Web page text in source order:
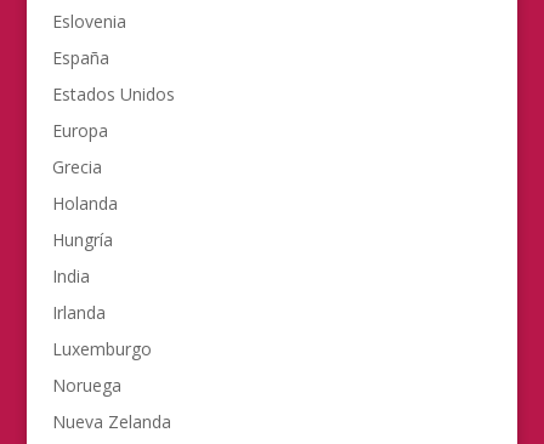
Eslovenia
España
Estados Unidos
Europa
Grecia
Holanda
Hungría
India
Irlanda
Luxemburgo
Noruega
Nueva Zelanda